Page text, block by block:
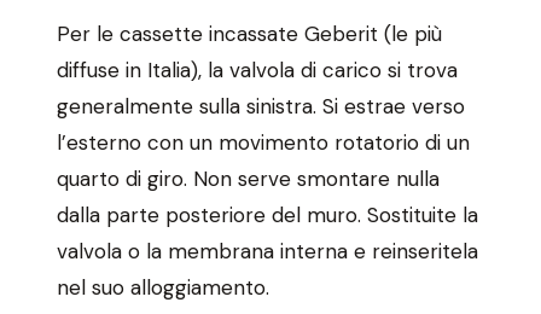
Per le cassette incassate Geberit (le più
diffuse in Italia), la valvola di carico si trova
generalmente sulla sinistra. Si estrae verso
l’esterno con un movimento rotatorio di un
quarto di giro. Non serve smontare nulla
dalla parte posteriore del muro. Sostituite la
valvola o la membrana interna e reinseritela
nel suo alloggiamento.